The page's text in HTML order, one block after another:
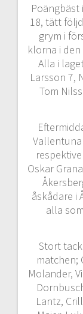
18, tätt
grym i
klorna i
Alla i
Larsson 7,
Tom
Oskar
åskådare i
alla
Stort
matchen;
Molander,
Lantz,